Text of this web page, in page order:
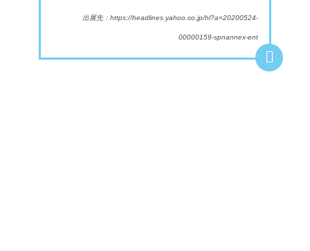
出展先：https://headlines.yahoo.co.jp/hl?a=20200524-
00000159-spnannex-ent